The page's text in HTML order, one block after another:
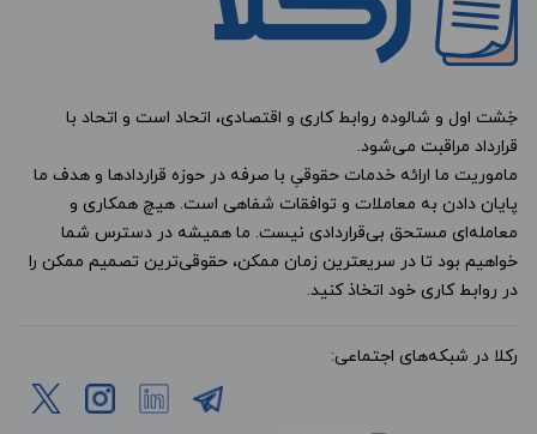
خِشت اول و شالوده روابط کاری و اقتصادی، اتحاد است و اتحاد با
قرارداد مراقبت می‌شود.
ماموریت ما ارائه خدمات حقوقیِ با صرفه در حوزه قراردادها و هدف ما
پایان دادن به معاملات و توافقات شفاهی است. هیچ همکاری و
معامله‌ای مستحق بی‌قراردادی نیست. ما همیشه در دسترس شما
خواهیم بود تا در سریعترین زمان ممکن، حقوقی‌ترین تصمیم ممکن را
در روابط کاری خود اتخاذ کنید.
رکلا در شبکه‌های اجتماعی: